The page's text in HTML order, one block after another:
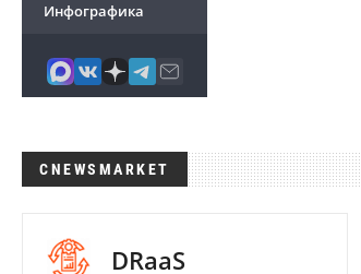
Инфографика
CNEWSMARKET
DRaaS